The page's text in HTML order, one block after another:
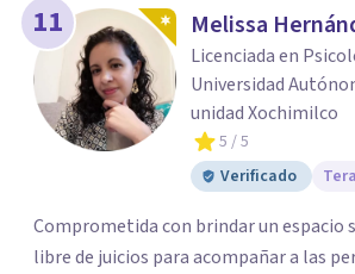
11 Melissa
Licenciada en
Universidad
unidad Xochimilco
5 / 5
Verificado
Comprometida con brindar un espacio
libre de juicios para acompañar a las